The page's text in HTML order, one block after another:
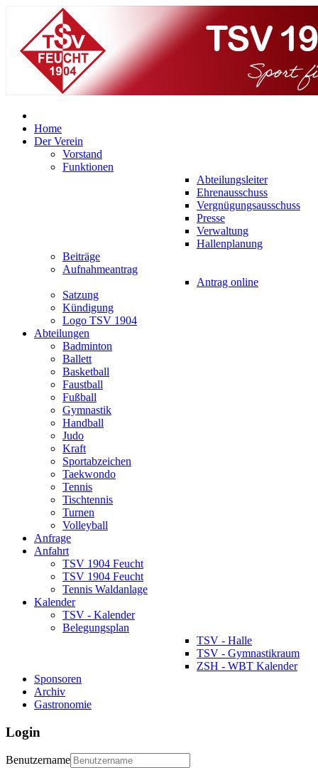
Home
Der Verein
Vorstand
Funktionen
Abteilungsleiter
Ehrenausschuss
Vergnügungsausschuss
Presse
Verwaltung
Hallenplanung
Beiträge
Aufnahmeantrag
Antrag online
Satzung
Kündigung
Logo TSV 1904
Abteilungen
Badminton
Ballett
Basketball
Faustball
Fußball
Gymnastik
Handball
Judo
Kraft
Sportabzeichen
Taekwondo
Tennis
Tischtennis
Turnen
Volleyball
Anfrage
Anfahrt
TSV 1904 Feucht
TSV 1904 Feucht
Tennis Waldanlage
Kalender
TSV - Kalender
Belegungsplan
TSV - Halle
TSV - Gymnastikraum
ZSH - WBT Kalender
Sponsoren
Archiv
Gastronomie
Login
Benutzername